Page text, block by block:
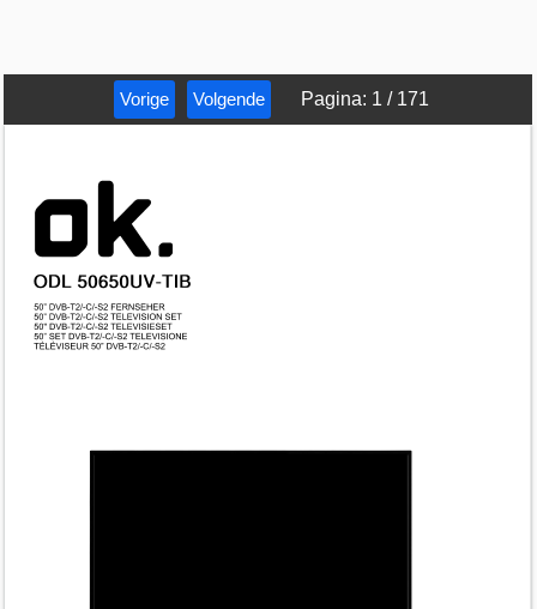
Vorige Volgende Pagina: 1 / 171